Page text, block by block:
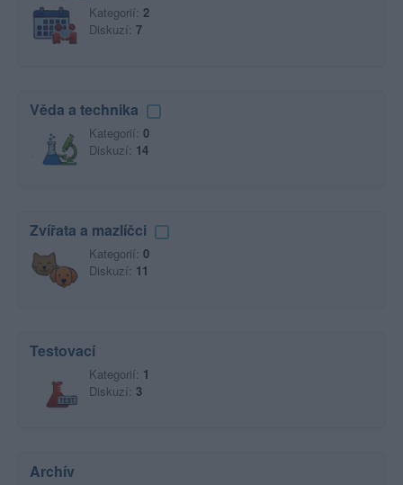
Kategorií: 2
Diskuzí: 7
Věda a technika
Kategorií: 0
Diskuzí: 14
Zvířata a mazlíčci
Kategorií: 0
Diskuzí: 11
Testovací
Kategorií: 1
Diskuzí: 3
Archív